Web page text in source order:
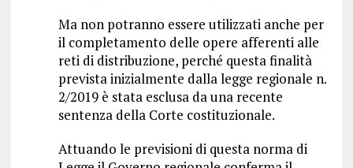
Ma non potranno essere utilizzati anche per
il completamento delle opere afferenti alle
reti di distribuzione, perché questa finalità
prevista inizialmente dalla legge regionale n.
2/2019 è stata esclusa da una recente
sentenza della Corte costituzionale.
Attuando le previsioni di questa norma di